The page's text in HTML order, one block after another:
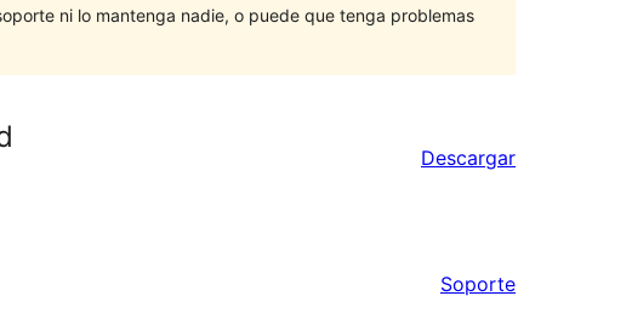
ni lo mantenga nadie, o puede que tenga problemas
Descargar
Soporte